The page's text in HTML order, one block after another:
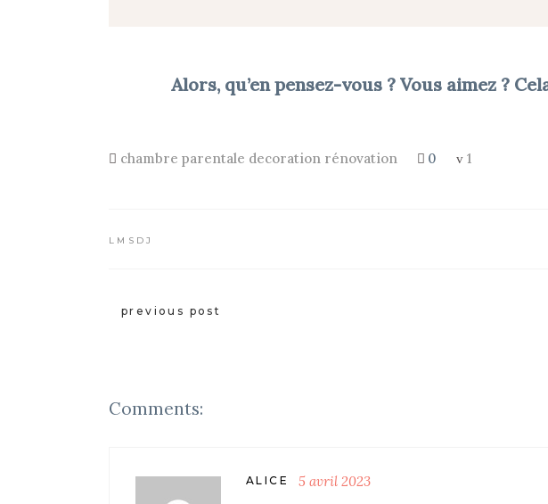
Alors, qu’en pensez-vous ? Vous aimez ?
chambre parentale decoration rénovation 0 1
LMSDJ
previous post
Comments:
ALICE 5 avril 2023